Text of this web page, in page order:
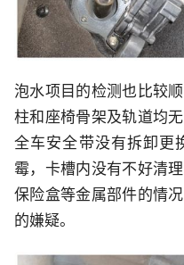
泡水项目的检测也比较
柱和座椅骨架及轨道均
全车安全带没有拆卸更
霉，卡槽内没有不好清
保险盒等金属部件的情
的嫌疑。